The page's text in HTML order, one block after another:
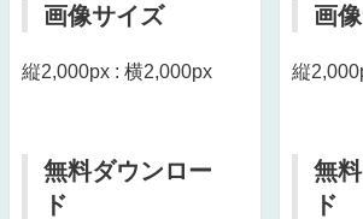
画像サイズ
縦2,000px : 横2,000px
無料ダウンロー
ド
画
縦
無
ド